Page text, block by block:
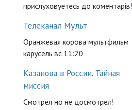
прислуховуетесь до коментарів!
Телеканал Мульт
Оранжевая корова мультфильм
карусель вс 11:20
Казанова в России. Тайная
миссия
Смотрел но не досмотрел!